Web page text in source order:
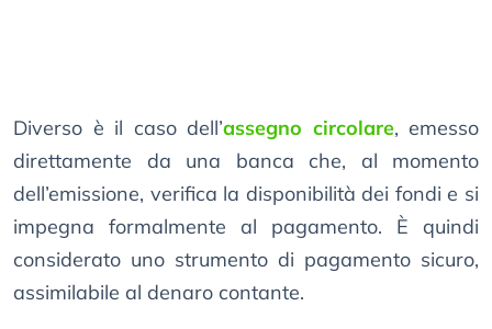
Diverso è il caso dell’assegno circolare, emesso
direttamente da una banca che, al momento
dell’emissione, verifica la disponibilità dei fondi e si
impegna formalmente al pagamento. È quindi
considerato uno strumento di pagamento sicuro,
assimilabile al denaro contante.